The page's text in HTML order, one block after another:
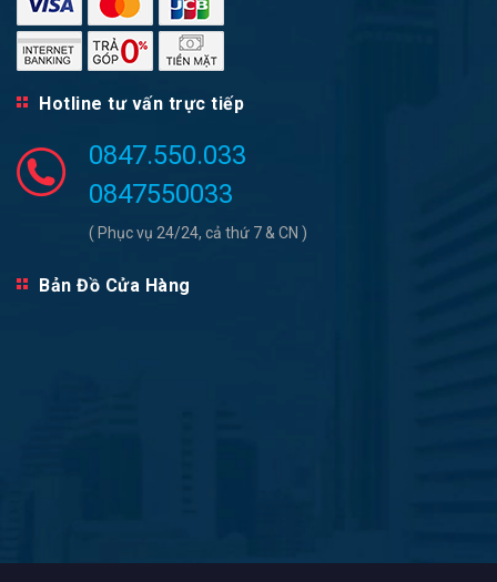
Hotline tư vấn trực tiếp
0847.550.033
0847550033
( Phục vụ 24/24, cả thứ 7 & CN )
Bản Đồ Cửa Hàng